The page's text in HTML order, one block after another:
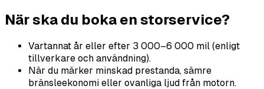
När ska du boka en storservice?
Vartannat år eller efter 3 000–6 000 mil (enligt
tillverkare och användning).
När du märker minskad prestanda, sämre
bränsleekonomi eller ovanliga ljud från motorn.